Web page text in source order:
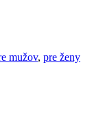
mužov, pre ženy